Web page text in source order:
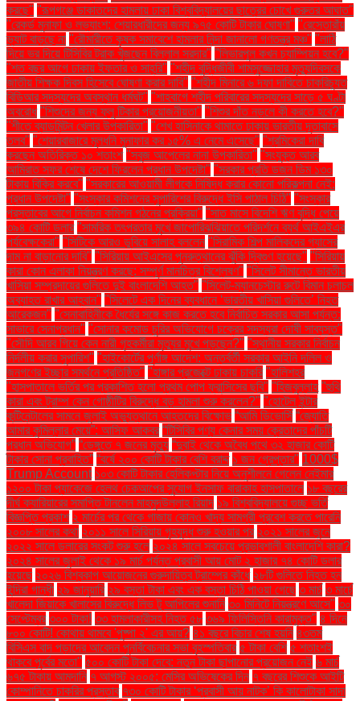
করছে" "রূপগঞ্জে ডাকাতদের হামলায় ঢাকা বিশ্ববিদ্যালয়ের ছাত্রের চোখে গুরুতর আঘাত"
"রেকর্ড মুনাফা ও লভ্যাংশ: শেয়ারধারীদের জন্য ৯৭৫ কোটি টাকার ঘোষণা" "রেস্তোরাঁয়
ভ্যাট বাড়ছে না "রৌমারীতে কৃষক সমাবেশে হামলার নিন্দা জানালো গণতন্ত্র মঞ্চ" "লাঠি
দিয়ে ভর দিয়ে টিসিবির ট্রাক খুঁজছেন বিল্লাল সরদার" "লিভারপুল কখন চ্যাম্পিয়ন হবে?"
"শত বছর আগে ঢাকায় ইফতার ও সাহ্‌রি" "শহীদ বুদ্ধিজীবী শামসুজ্জোহার মৃত্যুদিবসকে
জাতীয় শিক্ষক দিবস হিসেবে ঘোষণা করার দাবি" "শহীদ মিনারে ৬ দফা দাবিতে চাকরিচ্যুত
বিডিআর সদস্যদের অবস্থান ধর্মঘট" "শাহবাগে শহীদ পরিবারের সদস্যদের সাড়ে ৫ ঘণ্টা
অবরোধ "শিশুদের জন্য ফ্লু টিকার প্রয়োজনীয়তা" "শিশুর দাঁত নড়লে কী করতে হবে?"
"শীতে ব্যাডমিন্টন খেলার উপকারিতা" "শেখ হাসিনাকে থামাতে ঢাকায় ভারতীয় দূতাবাসে
তলব" "শেয়ারবাজারে মূলধনি মুনাফার কর ১৫% এ নেমে এসেছে" "শ্রমিকেরা দাবি
করছেন অতিরিক্ত ১০ শতাংশ "সবুজ আপেলের নানা উপকারিতা" "সংযুক্ত আরব
আমিরাত সফর শেষে দেশে ফিরলেন প্রধান উপদেষ্টা" "সরকার প্রতি ডজন ডিম ১৩০
টাকায় বিক্রি করবে" "সরকারের আওয়ামী লীগকে নিষিদ্ধ করার কোনো পরিকল্পনা নেই:
প্রধান উপদেষ্টা" "সংস্কার কমিশনের সুপারিশের বিরুদ্ধে ইসি পাঠাল চিঠি" "সংস্কার
প্রস্তাবের আগে নির্বাচন কমিশন গঠনের প্রক্রিয়া" "সাত মাসে বিদেশি ঋণ বৃদ্ধি পেয়ে
৩৯৪ কোটি ডলার "সামরিক তৎপরতার মুখে জাপোরিঝঝিয়াতে পরিদর্শনে ব্যর্থ আইএইএর
পর্যবেক্ষকেরা" "সিটিকে আরও ডুবিয়ে সালাহ বললেন "সিরামিক শিল্প মালিকদের গ্যাসের
দাম না বাড়ানোর দাবি" "সিরিয়ায় আইএসের পুনরুত্থানের ঝুঁকি দ্বিগুণ হয়েছে" "সিরিয়ায়
কারা কোন এলাকা নিয়ন্ত্রণ করছে: সম্পূর্ণ মানচিত্র বিশ্লেষণ" "সিলেট সীমান্তে ভারতীয়
খাসিয়া সম্প্রদায়ের গুলিতে দুই বাংলাদেশি আহত" "সিলেট-ম্যানচেস্টার রুটে বিমান চলাচল
অব্যাহত রাখার আহ্বান" "সিলেটে এক দিনের ব্যবধানে ‘ভারতীয় খাসিয়া গু‌লিতে’ নিহত
আরেকজন" "সেনাবাহিনীকে ধৈর্যের সঙ্গে কাজ করতে হবে নির্বাচিত সরকার আসা পর্যন্ত:
সাভারে সেনাপ্রধান" "সোনার কমোড চুরির অভিযোগে চক্রের সদস্যরা দোষী সাব্যস্ত"
"সৌদি আরব গিয়ে কেন নারী গৃহকর্মীরা মৃত্যুর মুখে পড়ছেন?" "স্থানীয় সরকার নির্বাচন
নির্দলীয় করার সুপারিশ" "হাইকোর্টের পূর্ণাঙ্গ আদেশ: অন্তর্বর্তী সরকার আইনি দলিল ও
জনগণের ইচ্ছার সমর্থনে প্রতিষ্ঠিত" "হাঙ্গার প্রজেক্টে ঢাকায় চাকরি "হালিশহর
"হাসপাতালে ভর্তির পর প্রকাশিত হলো প্রথম পোপ ফ্রান্সিসের ছবি" "হিজবুল্লাহ "হুথি
কারা এবং ট্রাম্প কেন গোষ্ঠীটির বিরুদ্ধে বড় হামলা শুরু করলেন?" "হোটেল ইন্টার
কন্টিনেন্টালের সামনে জুলাই অভ্যুত্থানে আহতদের বিক্ষোভ “আমি ডিভোর্সি “জ্যোতি
আমার কুমিল্লার মেয়ে”: আসিফ আকবর “টিসিবির পণ্য কেনার সময় ক্রেতাদের পাঁচটি
প্রধান অভিযোগ” “ডেঙ্গুতে ৭ জনের মৃত্যু “দুবাই থেকে অবৈধ পথে ৩২ হাজার কোটি
টাকার সোনা প্রবাহিত” “বর্ষে ২০০ কোটি টাকার বেশি বরাদ্দ ১ জন গ্রেপ্তার" 1000$
Trump Account ১০৩ কোটি টাকার হেলিকপ্টার নিয়ে অনুশীলনে গেলেন নেইমার
১২০০ টাকা প্যাকেজে হেলথ চেকআপের সুযোগ ইনসাফ বারাকাহ হাসপাতালে ১৮ বছরের
দীর্ঘ ক্যারিয়ারের সমাপ্তি টানলেন মাহমুদউল্লাহ রিয়াদ ১৯ বিশ্ববিদ্যালয়ে গুচ্ছ ভর্তি
বিজ্ঞপ্তি প্রকাশ ২ মার্চের পর থেকে গাজায় কোনও খাদ্য সামগ্রী প্রবেশ করতে পারেনি
২০০৮ সালের কথা ২০১১ সালে সিরিয়ায় গৃহযুদ্ধ শুরু হওয়ার পর ২০২১ সালের জুনে
২০২২ সালে ডলারের সংকট শুরু হলে ২০২৪ সালে সবচেয়ে প্রভাবশালী বাংলাদেশি কারা?
২০২৪ সালের জুলাই থেকে ১৯ মার্চ পর্যন্ত প্রবাসী আয় মোট ২ হাজার ৭৪ কোটি ডলার
হয়েছে ২০২৬ বিশ্বকাপ আয়োজনের গুরুদায়িত্ব ট্রাম্পের কাঁধে ২৮টি গুলিতে নিহত হন
ইন্দিরা গান্ধী ২৯ জানুয়ারি ২৯ বস্তা টাকা এবং এক বস্তা চিঠি পাওয়া গেছে ৩ মার্চ ৩ মার্চে
খালেদা জিয়াকে খালাসের বিরুদ্ধে লিভ টু আপিলের শুনানি ৩০ মিনিটে নিয়ন্ত্রণে আসে" ৩০
সেপ্টেম্বর ৩০০ টাকা! ৩৩ হামলাকারীসহ নিহত ৫৮ ৩৬৯ ফিলিস্তিনি কারামুক্ত" ৪ দিনে
৮০০ কোটি! কোথায় থামবে 'পুষ্পা ২' এর আয়? ৪১ বছরে বিচার শেষ হয়নি ৪৩তম
বিসিএস বাদ পড়াদের আবেদন পুনর্বিবেচনার সভা বৃহস্পতিবার ৫ টাকা বেশি ৫ শতাংশই
থাকবে পূর্বের মতো" ৫০০ কোটি টাকা দেবে: নতুন টাকা ছাপানোর প্রয়োজন নেই ৬ মার্চ
৬৭৫ টাকায় আমদানি ৭ আগস্ট ২০০৫: মেসির অভিষেকের দিন ৭ বছরের শিশুকে আইটি
কোম্পানিতে চাকরির প্রস্তাব ৭৩০ কোটি টাকার ‘প্রবাসী আয় নাটক’ কি কালোটাকা সাদা